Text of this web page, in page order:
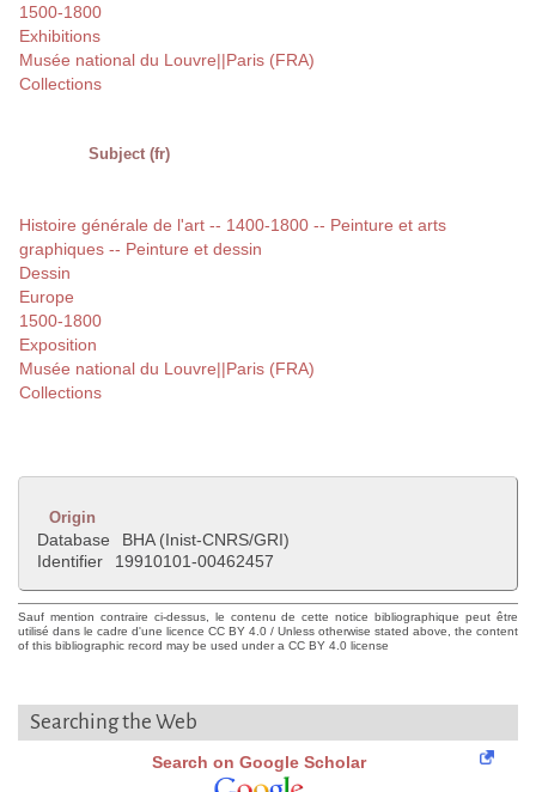
1500-1800
Exhibitions
Musée national du Louvre||Paris (FRA)
Collections
Subject (fr)
Histoire générale de l'art -- 1400-1800 -- Peinture et arts
graphiques -- Peinture et dessin
Dessin
Europe
1500-1800
Exposition
Musée national du Louvre||Paris (FRA)
Collections
Origin
Database
BHA (Inist-CNRS/GRI)
Identifier
19910101-00462457
Sauf mention contraire ci-dessus, le contenu de cette notice bibliographique peut être
utilisé dans le cadre d'une licence CC BY 4.0 / Unless otherwise stated above, the content
of this bibliographic record may be used under a CC BY 4.0 license
Searching the Web
Search on Google Scholar